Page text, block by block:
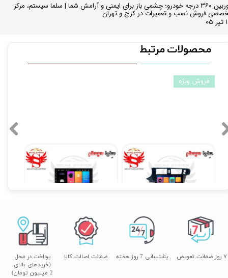
دوربین ۳۶۰ درجه خودرو؛ چشمی باز برای ایمنی و آرامش شما | سلما سیستم، مرکز
فروش نصب و تعمیرات در کرج و تهران
محصولات مرتبط
مانیتور اندروید 7 اینچ یونیورسال برند ویستا مدل TSX 2032
۱۷,۸۹۰,۰۰۰ تومان
مانیتور فابریک اندروید تارا Taraبرند ویستا مدل MTX 1032
۱۴,۸۹۰,۰۰۰ تومان
فروش ویژه
پشتیبانی 7 روز هفته
پرداخت در محل
(خریدهای بالای
2 میلیون تومان)
۷ روز ضمانت تعویض ضمانت اصالت کالا